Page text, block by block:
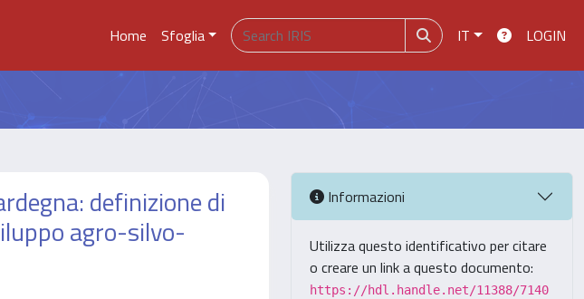
Home Sfoglia IT LOGIN
definizione di
agro-silvo-
Informazioni
Utilizza questo identificativo per citare
o creare un link a questo documento:
https://hdl.handle.net/11388/7140